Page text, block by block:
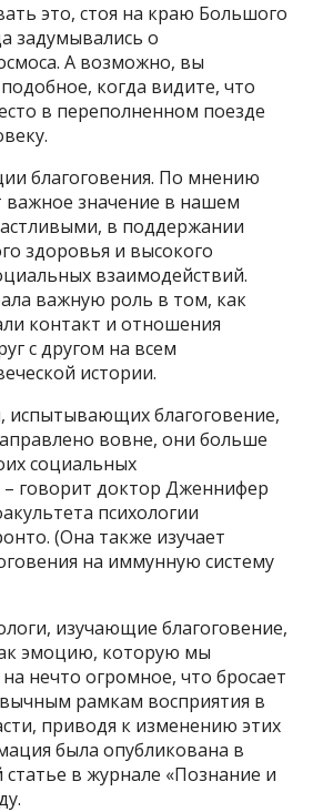
это, стоя на краю Большого
задумывались о
А возможно, вы
когда видите, что
в переполненном поезде
благоговения. По мнению
важное значение в нашем
в поддержании
здоровья и высокого
взаимодействий.
важную роль в том, как
контакт и отношения
с другом на всем
истории.
испытывающих благоговение,
вовне, они больше
социальных
– говорит доктор Дженнифер
психологии
(Она также изучает
на иммунную систему
изучающие благоговение,
эмоцию, которую мы
нечто огромное, что бросает
рамкам восприятия в
приводя к изменению этих
была опубликована в
в журнале «Познание и